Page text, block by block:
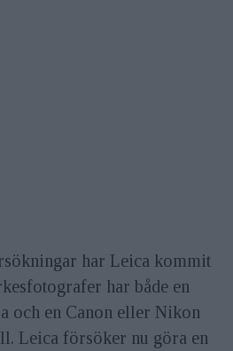
har Leica kommit
har både en
och en Canon eller Nikon
Leica försöker nu göra en